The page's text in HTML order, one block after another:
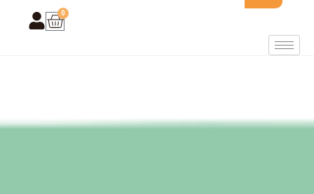
0